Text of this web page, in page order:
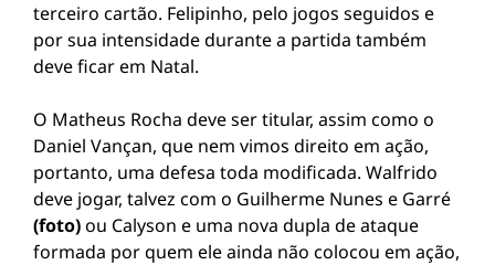
terceiro cartão. Felipinho, pelo jogos seguidos e
por sua intensidade durante a partida também
deve ficar em Natal.
O Matheus Rocha deve ser titular, assim como o
Daniel Vançan, que nem vimos direito em ação,
portanto, uma defesa toda modificada. Walfrido
deve jogar, talvez com o Guilherme Nunes e Garré
(foto)ou Calyson e uma nova dupla de ataque
formada por quem ele ainda não colocou em ação,